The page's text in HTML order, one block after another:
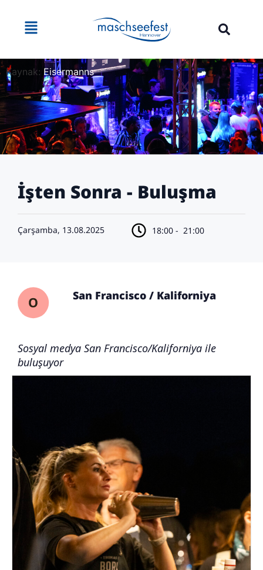
Kaynak: Eisermanns
İşten Sonra - Buluşma
Çarşamba, 13.08.2025 18:00 - 21:00
San Francisco / Kaliforniya
Sosyal medya San Francisco/Kaliforniya ile
buluşuyor